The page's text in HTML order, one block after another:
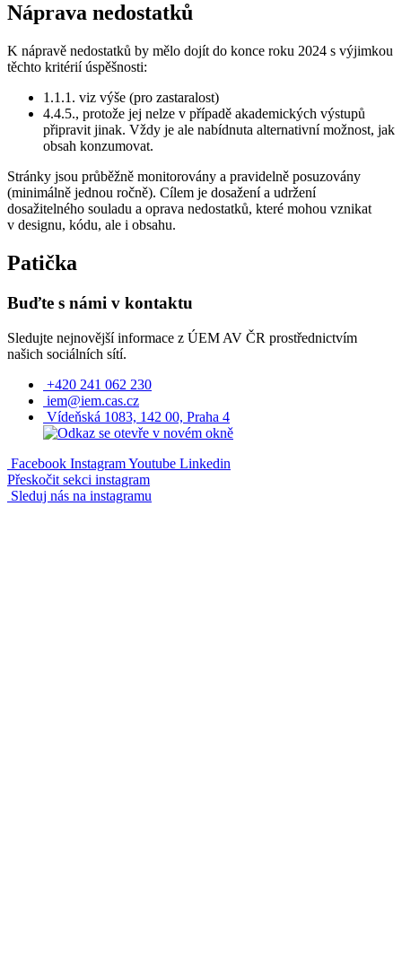
Náprava nedostatků
K nápravě nedostatků by mělo dojít do konce roku 2024 s výjimkou
těchto kritérií úspěšnosti:
1.1.1. viz výše (pro zastaralost)
4.4.5., protože jej nelze v případě akademických výstupů
připravit jinak. Vždy je ale nabídnuta alternativní možnost, jak
obsah konzumovat.
Stránky jsou průběžně monitorovány a pravidelně posuzovány
(minimálně jednou ročně). Cílem je dosažení a udržení
dosažitelného souladu a oprava nedostatků, které mohou vznikat
v designu, kódu, ale i obsahu.
Patička
Buďte s námi v kontaktu
Sledujte nejnovější informace z ÚEM AV ČR prostřednictvím
našich sociálních sítí.
+420 241 062 230
iem@iem.cas.cz
Vídeňská 1083, 142 00, Praha 4
Facebook InstagramYoutube Linkedin
Přeskočit sekci instagram
Sleduj nás na instagramu